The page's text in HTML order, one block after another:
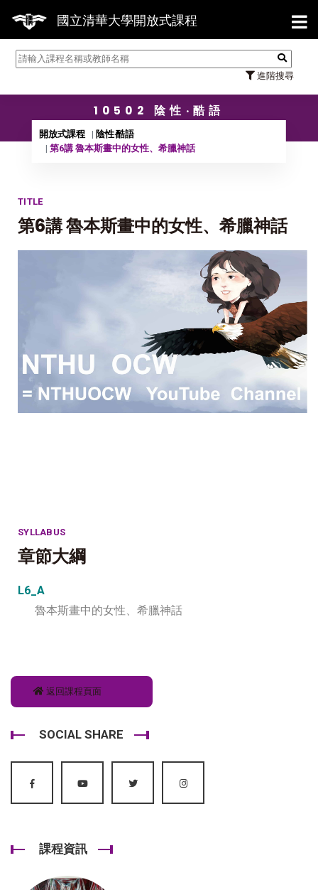
國立清華大學開放式課程
進階搜尋
【
10502 陰性‧酷語
開放式課程
陰性‧酷語
第6講 魯本斯畫中的女性、希臘神話
TITLE
第6講 魯本斯畫中的女性、希臘神話
SYLLABUS
章節大綱
L6_A
魯本斯畫中的女性、希臘神話
返回課程頁面
SOCIAL SHARE
課程資訊